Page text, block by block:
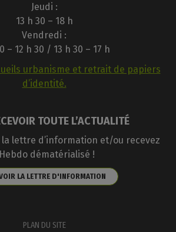
Jeudi :
13 h 30 – 18 h
Vendredi :
– 12 h 30 / 13 h 30 – 17 h
urbanisme et retrait de papiers
d’identité.
TOUTE L’ACTUALITÉ
la lettre d’information et/ou recevez
dématérialisé !
LA LETTRE D'INFORMATION
PLAN DU SITE